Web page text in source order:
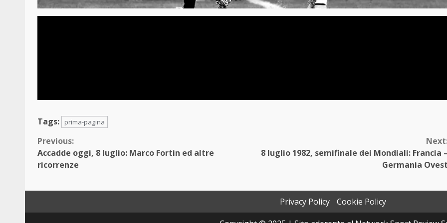
Tags: prima-pagina
Continue
Reading
Previous:
Accadde oggi, 8 luglio: Marco Fortin ed altre
ricorrenze
8 luglio 1982, semifinale dei Mondiali: Francia –
Germania Ovest
Privacy Policy
Cookie Policy